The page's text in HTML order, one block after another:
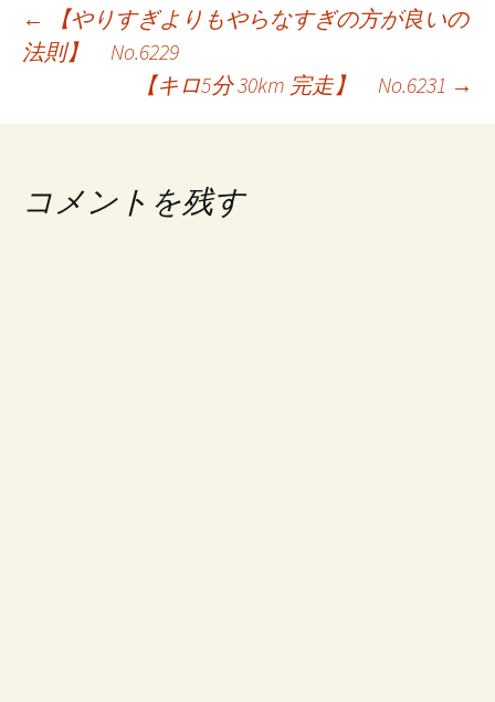
投
稿
ゲ
←
【やりすぎよりもやらなすぎの方が良いの
法則】 No.6229
【キロ5分 30km 完走】 No.6231 →
コメントを残す